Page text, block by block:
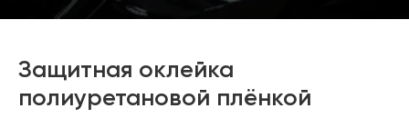
Защитная оклейка
полиуретановой плёнкой